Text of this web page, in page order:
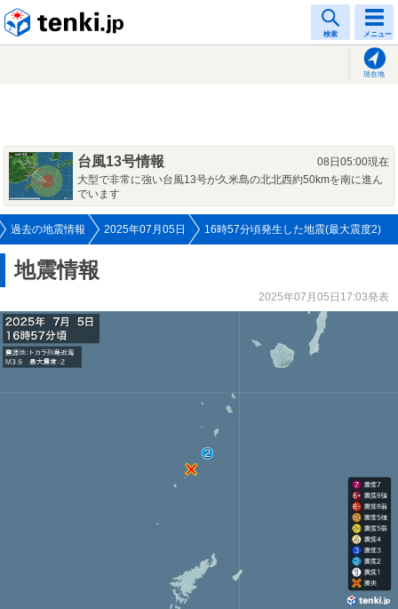
検索 メニュー
現在地
台風13号情報
08日05:00現在
大型で非常に強い台風13号が久米島の北北西約50kmを南に進ん
でいます
過去の地震情報 2025年07月05日 16時57分頃発生した地震(最大震度2)
地震情報
2025年07月05日17:03発表